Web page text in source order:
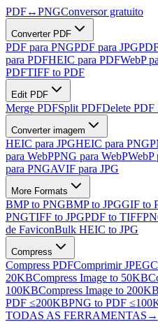
PDF↔PNGConversor gratuito
Converter PDF
PDF para PNGPDF para JPG
para PDFHEIC para PDFWebP
PDFTIFF to PDF
Edit PDF
Merge PDFSplit PDFDelete PDF
Converter imagem
HEIC para JPGHEIC para PNG
para WebPPNG para WebPWebP
para PNGAVIF para JPG
More Formats
BMP to PNGBMP to JPGGIF to
PNGTIFF to JPGPDF to TIFF
de FaviconBulk HEIC to JPG
Compress
Compress PDFComprimir JPEG
20KBCompress Image to 50KB
100KBCompress Image to 200KB
PDF ≤200KBPNG to PDF
TODAS AS FERRAMENTAS →